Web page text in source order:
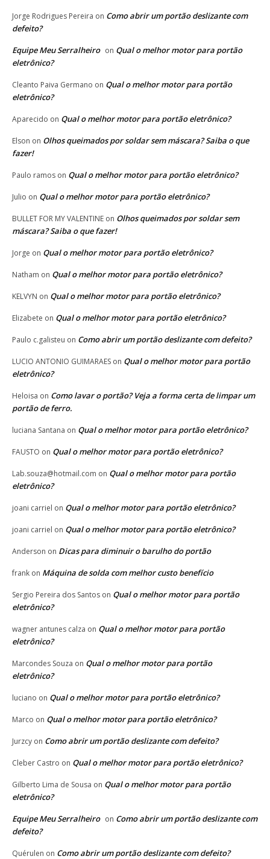
Jorge Rodrigues Pereira on Como abrir um portão deslizante com
defeito?
Equipe Meu Serralheiro on Qual o melhor motor para portão
eletrônico?
Cleanto Paiva Germano on Qual o melhor motor para portão
eletrônico?
Aparecido on Qual o melhor motor para portão eletrônico?
Elson on Olhos queimados por soldar sem máscara? Saiba o que
fazer!
Paulo ramos on Qual o melhor motor para portão eletrônico?
Julio on Qual o melhor motor para portão eletrônico?
BULLET FOR MY VALENTINE on Olhos queimados por soldar sem
máscara? Saiba o que fazer!
Jorge on Qual o melhor motor para portão eletrônico?
Natham on Qual o melhor motor para portão eletrônico?
KELVYN on Qual o melhor motor para portão eletrônico?
Elizabete on Qual o melhor motor para portão eletrônico?
Paulo c.galisteu on Como abrir um portão deslizante com defeito?
LUCIO ANTONIO GUIMARAES on Qual o melhor motor para portão
eletrônico?
Heloisa on Como lavar o portão? Veja a forma certa de limpar um
portão de ferro.
luciana Santana on Qual o melhor motor para portão eletrônico?
FAUSTO on Qual o melhor motor para portão eletrônico?
Lab.souza@hotmail.com on Qual o melhor motor para portão
eletrônico?
joani carriel on Qual o melhor motor para portão eletrônico?
joani carriel on Qual o melhor motor para portão eletrônico?
Anderson on Dicas para diminuir o barulho do portão
frank on Máquina de solda com melhor custo benefício
Sergio Pereira dos Santos on Qual o melhor motor para portão
eletrônico?
wagner antunes calza on Qual o melhor motor para portão
eletrônico?
Marcondes Souza on Qual o melhor motor para portão
eletrônico?
luciano on Qual o melhor motor para portão eletrônico?
Marco on Qual o melhor motor para portão eletrônico?
Jurzcy on Como abrir um portão deslizante com defeito?
Cleber Castro on Qual o melhor motor para portão eletrônico?
Gilberto Lima de Sousa on Qual o melhor motor para portão
eletrônico?
Equipe Meu Serralheiro on Como abrir um portão deslizante com
defeito?
Quérulen on Como abrir um portão deslizante com defeito?